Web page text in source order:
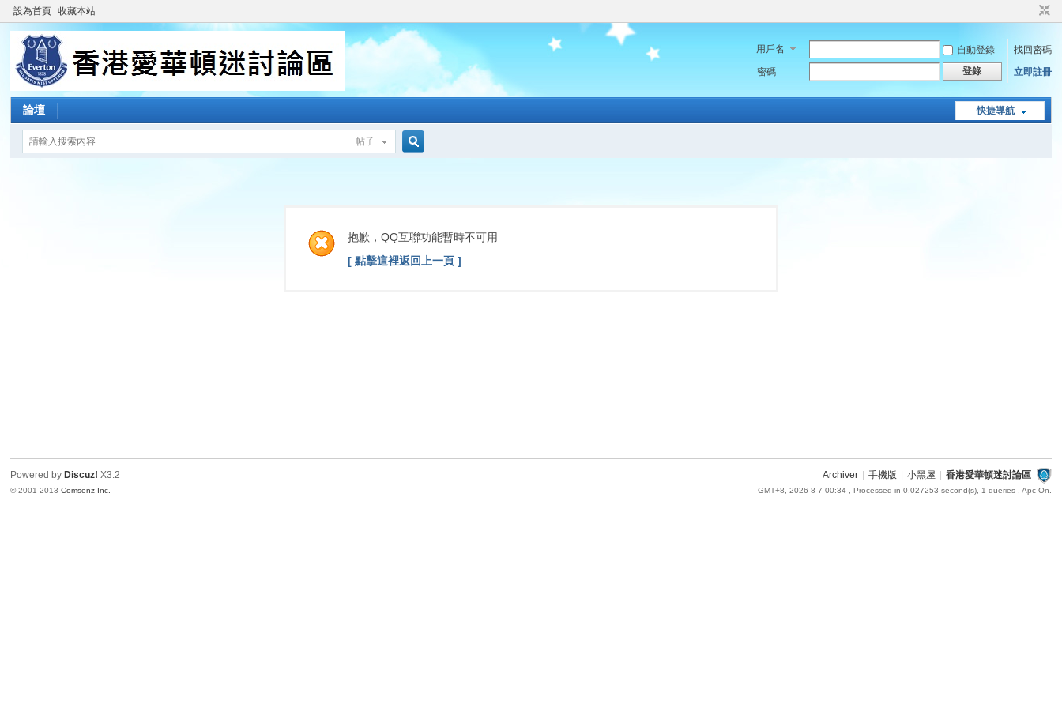
設為首頁 收藏本站
用戶名 自動登錄
找回密碼
密碼
登錄 立即註冊
快捷導航
論壇
帖子
索
抱歉，QQ互聯功能暫時不可用
[ 點擊這裡返回上一頁 ]
Archiver 手機版 小黑屋 香港愛華頓迷討論區
GMT+8, 2026-8-7 00:34, Processed in 0.027253 second(s), 1 queries , Apc On.
Powered by Discuz! X3.2
© 2001-2013Comsenz Inc.